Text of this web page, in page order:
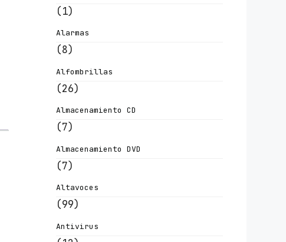
(1)
Alarmas
(8)
Alfombrillas
(26)
Almacenamiento CD
(7)
Almacenamiento DVD
(7)
Altavoces
(99)
Antivirus